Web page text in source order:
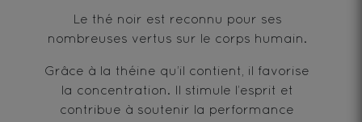
Le thé noir est reconnu pour ses
nombreuses vertus sur le corps humain.
Grâce à la théine qu’il contient, il favorise
la concentration. Il stimule l’esprit et
contribue à soutenir la performance